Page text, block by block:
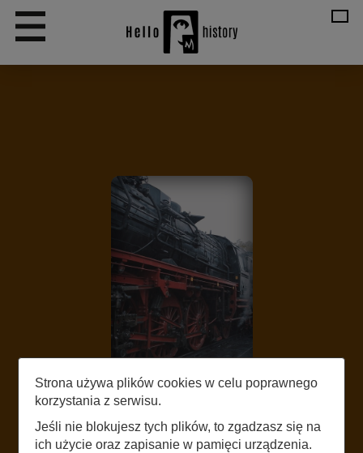
LISTEN
BUDOWA PAROWOZU
Strona używa plików cookies w celu poprawnego
korzystania z serwisu.
Jeśli nie blokujesz tych plików, to zgadzasz się na
ich użycie oraz zapisanie w pamięci urządzenia.